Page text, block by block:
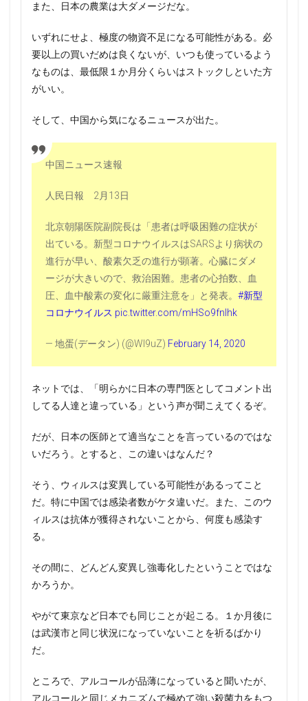
また、日本の農業は大ダメージだな。
いずれにせよ、極度の物資不足になる可能性がある。必
要以上の買いだめは良くないが、いつも使っているよう
なものは、最低限１か月分くらいはストックしといた方
がいい。
そして、中国から気になるニュースが出た。
中国ニュース速報
人民日報 2月13日
北京朝陽医院副院長は「患者は呼吸困難の症状が
出ている。新型コロナウイルスはSARSより病状の
進行が早い、酸素欠乏の進行が顕著。心臓にダメ
ージが大きいので、救治困難。患者の心拍数、血
圧、血中酸素の変化に厳重注意を」と発表。 #新型
コロナウイルス pic.twitter.com/mHSo9fnlhk
— 地蛋(データン) (@Wl9uZ) February 14, 2020
ネットでは、「明らかに日本の専門医としてコメント出
してる人達と違っている」という声が聞こえてくるぞ。
だが、日本の医師とて適当なことを言っているのではな
いだろう。とすると、この違いはなんだ？
そう、ウィルスは変異している可能性があるってこと
だ。特に中国では感染者数がケタ違いだ。また、このウ
ィルスは抗体が獲得されないことから、何度も感染す
る。
その間に、どんどん変異し強毒化したということではな
かろうか。
やがて東京など日本でも同じことが起こる。１か月後に
は武漢市と同じ状況になっていないことを祈るばかり
だ。
ところで、アルコールが品薄になっていると聞いたが、
アルコールと同じメカニズムで極めて強い殺菌力をもつ